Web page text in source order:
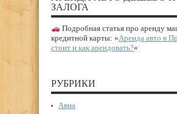
ЗАЛОГА
Подробная статья про аренду
кредитной карты: «Аренда авто в
стоит и как арендовать?«
РУБРИКИ
Авиа